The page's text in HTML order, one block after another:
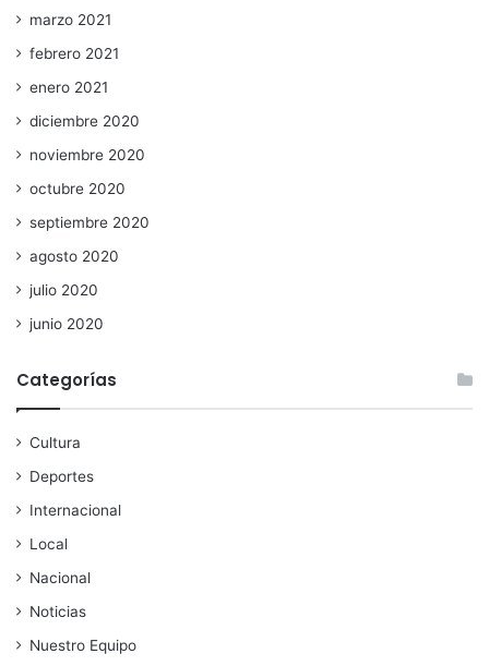
marzo 2021
febrero 2021
enero 2021
diciembre 2020
noviembre 2020
octubre 2020
septiembre 2020
agosto 2020
julio 2020
junio 2020
Categorías
Cultura
Deportes
Internacional
Local
Nacional
Noticias
Nuestro Equipo